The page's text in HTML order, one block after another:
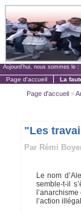
Aujourd'hui, nous sommes le :
Page d'accueil La
Page d'accueil»
"Les
Par Rémi
Le nom
semble-t-il
l’action